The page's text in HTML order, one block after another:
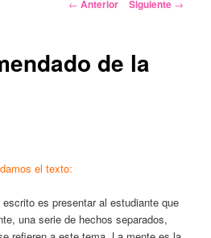
← Anterior Siguiente →
de la
el texto:
es presentar al estudiante que
una serie de hechos separados,